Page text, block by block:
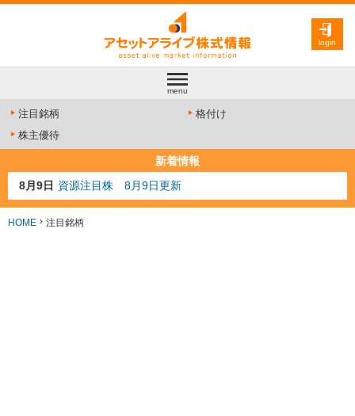
login
menu
注目銘柄
格付け
株主優待
新着情報
8月9日 資源注目株 8月9日更新
8月4日 AI注目株 8月4日更新
8月3日 人気業種注目株 8月3日更新
HOME 注目銘柄